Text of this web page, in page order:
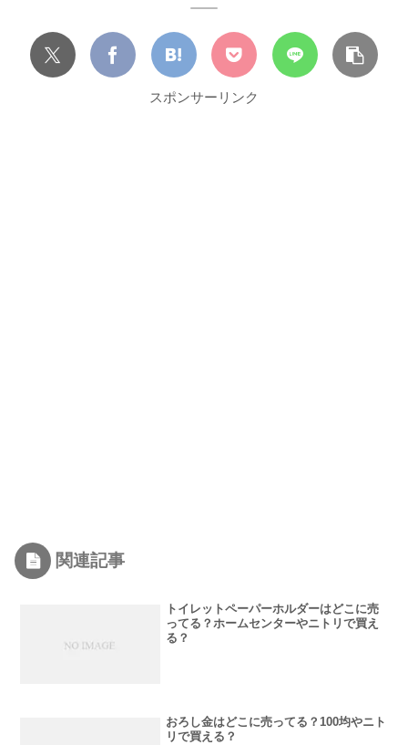
スポンサーリンク
関連記事
トイレットペーパーホルダーはどこに売
ってる？ホームセンターやニトリで買え
る？
おろし金はどこに売ってる？100均やニト
リで買える？